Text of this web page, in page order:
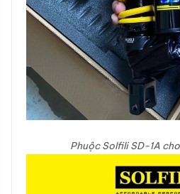
Phuộc Solfili SD-1A